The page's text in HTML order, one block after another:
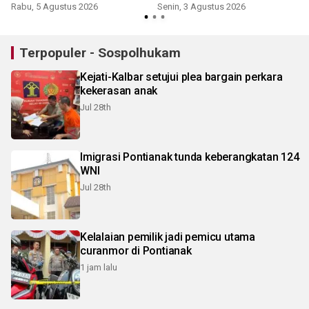
Rabu, 5 Agustus 2026 Senin, 3 Agustus 2026
Terpopuler - Sospolhukam
Kejati-Kalbar setujui plea bargain perkara
kekerasan anak
Jul 28th
Imigrasi Pontianak tunda keberangkatan 124
WNI
Jul 28th
Kelalaian pemilik jadi pemicu utama
curanmor di Pontianak
1 jam lalu